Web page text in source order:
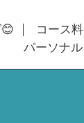
コース
パーソナ